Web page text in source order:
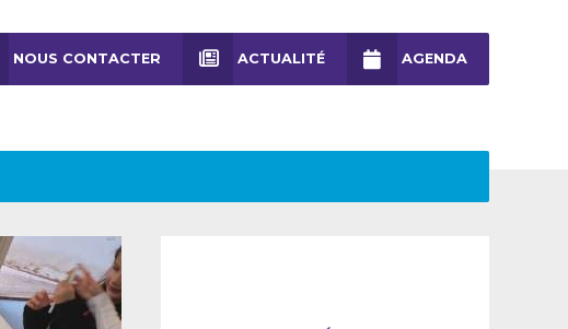
NOUS CONTACTER ACTUALITÉ AGENDA